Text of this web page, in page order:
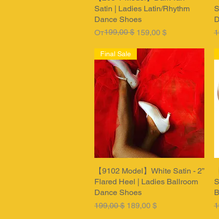
Satin | Ladies Latin/Rhythm
Dance Shoes
От
Обычная цена
199,00 $ 159,00 $
Цена со скидкой
Быстрый просмотр
Final Sale
【9102 Model】White Satin - 2”
Flared Heel | Ladies Ballroom
Dance Shoes
Обычная цена
199,00 $ Цена со скидкой
189,00 $